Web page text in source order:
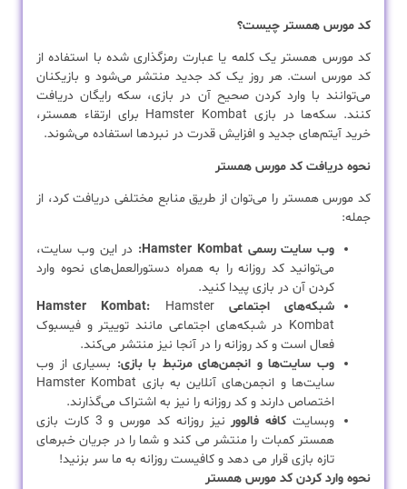
کد مورس همستر چیست؟
کد مورس همستر یک کلمه یا عبارت رمزگذاری شده با استفاده از
کد مورس است. هر روز یک کد جدید منتشر می‌شود و بازیکنان
می‌توانند با وارد کردن صحیح آن در بازی، سکه رایگان دریافت
کنند. سکه‌ها در بازی Hamster Kombat برای ارتقاء همستر،
خرید آیتم‌های جدید و افزایش قدرت در نبردها استفاده می‌شوند.
نحوه دریافت کد مورس همستر
کد مورس همستر را می‌توان از طریق منابع مختلفی دریافت کرد، از
جمله:
وب سایت رسمی Hamster Kombat:
در این وب سایت،
می‌توانید کد روزانه را به همراه دستورالعمل‌های نحوه وارد
کردن آن در بازی پیدا کنید.
شبکه‌های اجتماعی Hamster Kombat:Hamster
Kombat در شبکه‌های اجتماعی مانند توییتر و فیسبوک
فعال است و کد روزانه را در آنجا نیز منتشر می‌کند.
وب سایت‌ها و انجمن‌های مرتبط با بازی: بسیاری از وب
سایت‌ها و انجمن‌های آنلاین به بازی Hamster Kombat
اختصاص دارند و کد روزانه را نیز به اشتراک می‌گذارند.
وبسایت کافه فالوور
نیز روزانه کد مورس و 3 کارت بازی
همستر کمبات را منتشر می کند و شما را در جریان خبرهای
تازه بازی قرار می دهد و کافیست روزانه به ما سر بزنید!
نحوه وارد کردن کد مورس همستر